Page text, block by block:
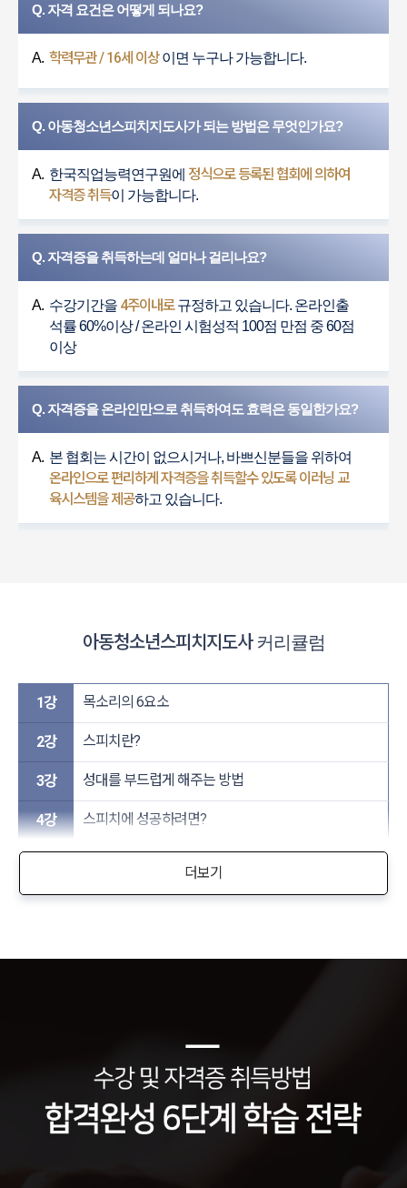
Q. 자격 요건은 어떻게 되나요?
A. 학력무관 / 16세 이상이면 누구나 가능합니다.
Q. 아동청소년스피치지도사가 되는 방법은 무엇인가요?
A. 한국직업능력연구원에 정식으로 등록된 협회에 의하여
자격증 취득이 가능합니다.
Q. 자격증을 취득하는데 얼마나 걸리나요?
A. 수강기간을 4주이내로규정하고 있습니다. 온라인출
석률 60%이상 / 온라인 시험성적 100점 만점 중 60점
이상
Q. 자격증을 온라인만으로 취득하여도 효력은 동일한가요?
A. 본 협회는 시간이 없으시거나, 바쁘신분들을 위하여
온라인으로 편리하게 자격증을 취득할수 있도록 이러닝 교
육시스템을 제공하고 있습니다.
아동청소년스피치지도사 커리큘럼
1강 목소리의 6요소
2강 스피치란?
3강 성대를 부드럽게 해주는 방법
4강 스피치에 성공하려면?
더보기